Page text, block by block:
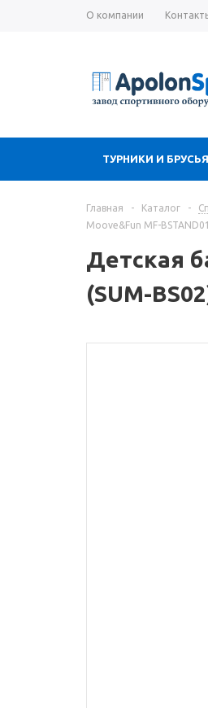
О компании
ТУРНИКИ И БРУСЬЯ
Главная - Каталог -
Moove&Fun MF-
Детская
(SUM-